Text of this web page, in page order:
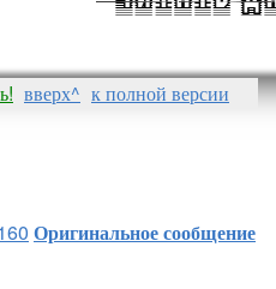
вверх^ к полной версии
Оригинальное сообщение